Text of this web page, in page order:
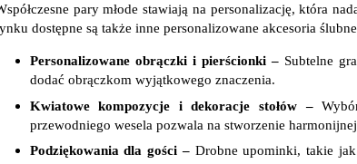
pary młode stawiają na personalizację, która
dostępne są także inne personalizowane akcesoria
Personalizowane obrączki i pierścionki –Subtelne
dodać obrączkom wyjątkowego znaczenia.
Kwiatowe kompozycje i dekoracje stołów –
przewodniego wesela pozwala na stworzenie
Podziękowania dla gości –Drobne upominki, takie jak